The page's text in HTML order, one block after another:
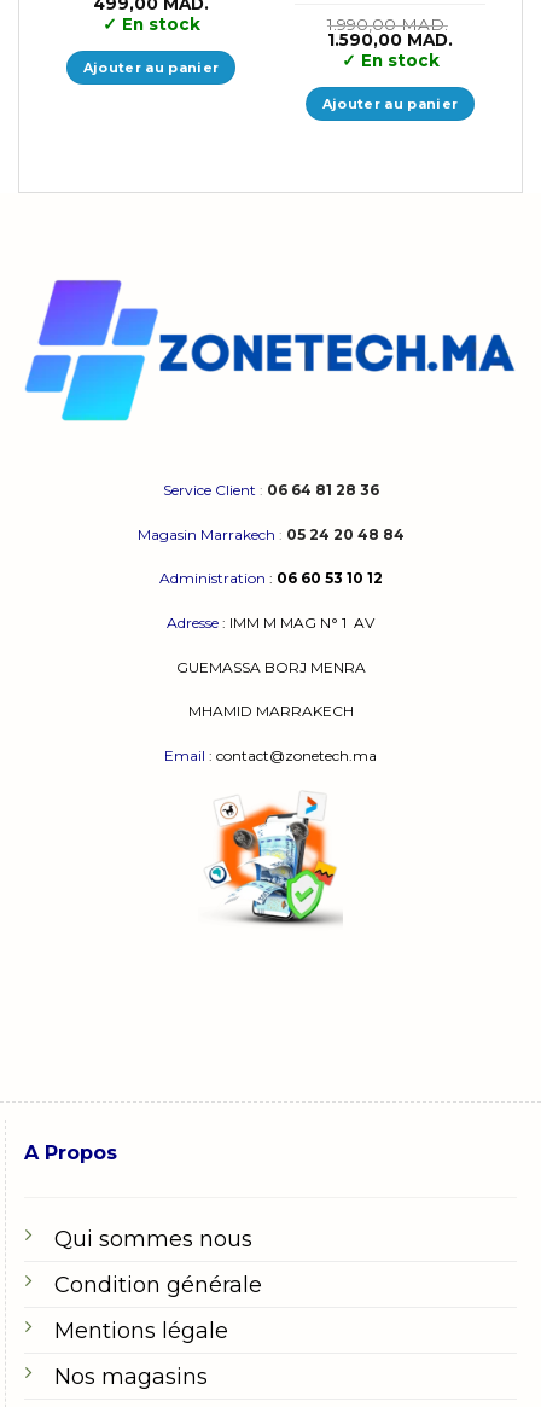
✓ En stock
Ajouter au panier
1.990,00MAD.
Le
prix
initial
était :
1.990,00 MAD..
1.590,00 MAD.
est :
1.590,00
✓ En stock
Ajouter au panier
Service Client : 06 64 81 28 36
Magasin Marrakech : 05 24 20 48 84
Administration : 06 60 53 10 12
Adresse : IMM M MAG N° 1 AV
GUEMASSA BORJ MENRA
MHAMID MARRAKECH
Email : contact@zonetech.ma
A Propos
Qui sommes nous
Condition générale
Mentions légale
Nos magasins